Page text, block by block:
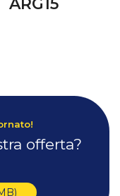
ARG15
offerta?